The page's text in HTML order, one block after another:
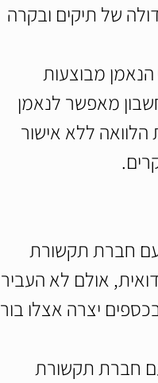
של תיקים ובקרה
מבוצעות
מאפשר לנאמן
ללא אישור
עם חברת תקשורת
אולם לא העביר
יצרה אצלו בור
חברת תקשורת